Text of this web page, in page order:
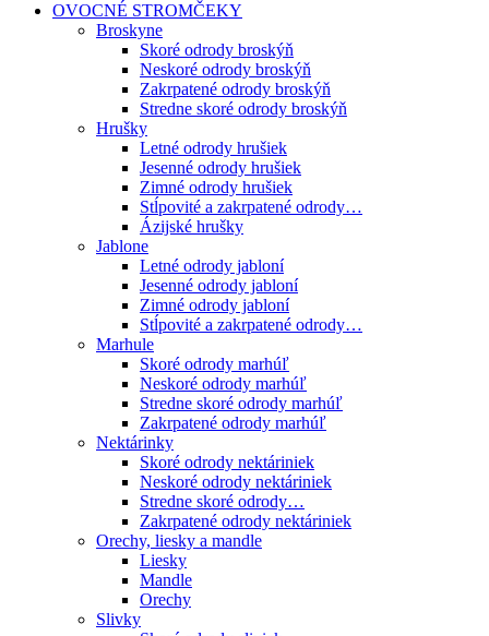
OVOCNÉ STROMČEKY
Broskyne
Skoré odrody broskýň
Neskoré odrody broskýň
Zakrpatené odrody broskýň
Stredne skoré odrody broskýň
Hrušky
Letné odrody hrušiek
Jesenné odrody hrušiek
Zimné odrody hrušiek
Stĺpovité a zakrpatené odrody…
Ázijské hrušky
Jablone
Letné odrody jabloní
Jesenné odrody jabloní
Zimné odrody jabloní
Stĺpovité a zakrpatené odrody…
Marhule
Skoré odrody marhúľ
Neskoré odrody marhúľ
Stredne skoré odrody marhúľ
Zakrpatené odrody marhúľ
Nektárinky
Skoré odrody nektáriniek
Neskoré odrody nektáriniek
Stredne skoré odrody…
Zakrpatené odrody nektáriniek
Orechy, liesky a mandle
Liesky
Mandle
Orechy
Slivky